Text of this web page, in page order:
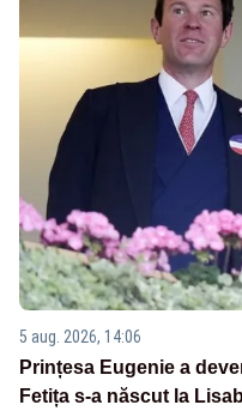
5 aug. 2026, 14:06
Prințesa Eugenie a
Fetița s-a născut la